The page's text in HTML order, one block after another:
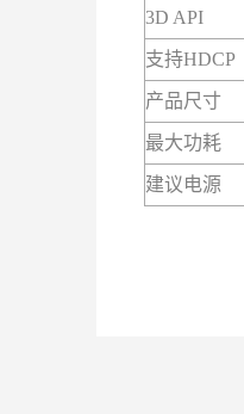
3D API
支持HDCP
产品尺寸
最大功耗
建议电源